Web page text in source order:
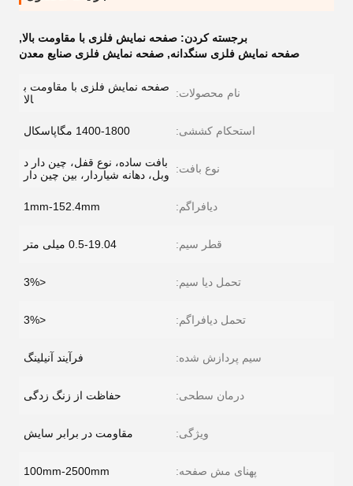
برجسته کردن: صفحه نمایش فلزی با مقاومت بالا,
صفحه نمایش فلزی سنگدانه, صفحه نمایش فلزی صنایع معدن
نام محصولات:
صفحه نمایش فلزی با مقاومت ب
الا
استحکام کششی: 1400-1800 مگاپاسکال
نوع بافت:
بافت ساده، نوع قفل، چین دار د
وبل، دهانه شیاردار، بین چین دار
دیافراگم: 1mm-152.4mm
قطر سیم: 0.5-19.04 میلی متر
تحمل دیا سیم: <3%
تحمل دیافراگم: <3%
سیم پردازش شده: فرآیند آنیلینگ
درمان سطحی: حفاظت از زنگ زدگی
ویژگی: مقاومت در برابر سایش
پهنای مش صفحه: 100mm-2500mm